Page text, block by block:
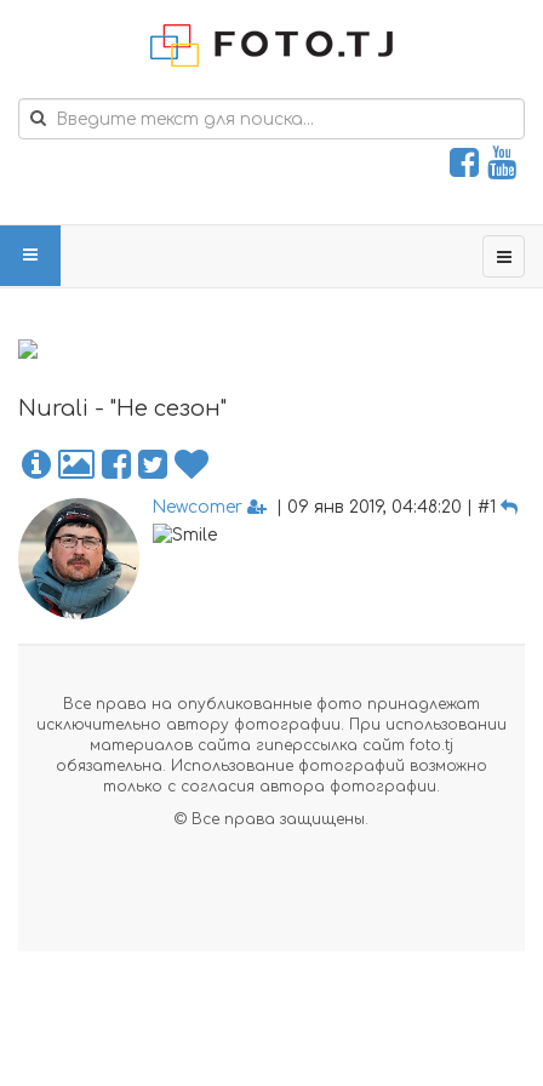
Nurali - "Не сезон"
Newcomer | 09 янв 2019, 04:48:20 | #1
Все права на опубликованные фото принадлежат
исключительно автору фотографии. При использовании
материалов сайта гиперссылка сайт foto.tj
обязательна. Использование фотографий возможно
только с согласия автора фотографии.
© Все права защищены.